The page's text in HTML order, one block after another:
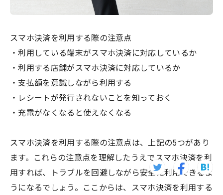
スマホ決済を利用する際の注意点
・利用している端末がスマホ決済に対応しているか
・利用する店舗がスマホ決済に対応しているか
・支払額を意識しながら利用する
・レシートが発行されないことを知っておく
・充電がなくなると使えなくなる
スマホ決済を利用する際の注意点は、上記の5つがあり
ます。これらの注意点を理解したうえでスマホ決済を利
用すれば、トラブルを回避しながら安全に利用できるよ
うになるでしょう。ここからは、スマホ決済を利用する